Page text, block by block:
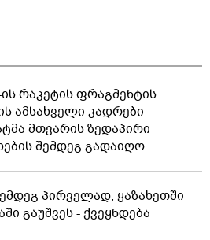
რაკეტის ფრაგმენტის
ამსახველი კადრები -
მთვარის ზედაპირი
შემდეგ გადაიღო
პირველად, ყაზახეთში
გაუშვეს - ქვეყნდება